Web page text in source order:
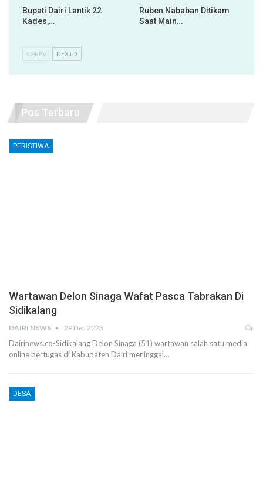
Bupati Dairi Lantik 22
Kades,…
Ruben Nababan Ditikam
Saat Main…
PREV NEXT
Pos Terbaru
PERISTIWA
Wartawan Delon Sinaga Wafat Pasca Tabrakan Di
Sidikalang
DAIRI NEWS 29 Dec 2023
Dairinews.co-Sidikalang Delon Sinaga (51) wartawan salah satu media
online bertugas di Kabupaten Dairi meninggal…
DESA